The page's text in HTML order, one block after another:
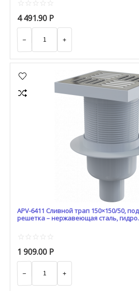
4 491.90 Р
+
−
APV-6411 Сливной трап 150×150/50,
решетка – нержавеющая сталь,
1 909.00 Р
+
−